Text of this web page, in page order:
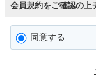
会員規約をご確認の上
同意する